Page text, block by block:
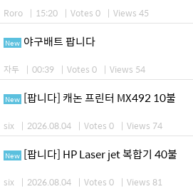
Roro | 15:20 | Votes 0 | Views 45
New 야구배트 팝니다
자두 | 00:39 | Votes 0 | Views 54
New [팝니다] 캐논 프린터 MX492 10불
six | 2026.08.04 | Votes 0 | Views 74
New [팝니다] HP Laser jet 복합기 40불
six | 2026.08.04 | Votes 0 | Views 81